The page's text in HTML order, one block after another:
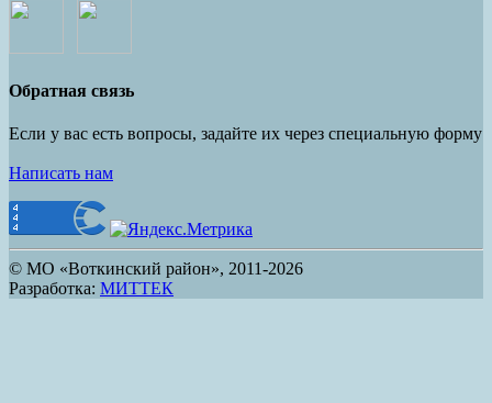
Обратная связь
Если у вас есть вопросы, задайте их через специальную форму
Написать нам
© МО «Воткинский район», 2011-2026
Разработка: МИТТЕК